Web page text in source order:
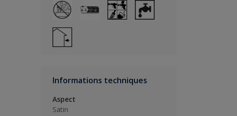
Informations techniques
Aspect
Satin